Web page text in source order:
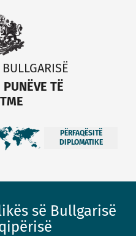
TË
PËRFAQËSITË
DIPLOMATIKE
së Bullgarisë